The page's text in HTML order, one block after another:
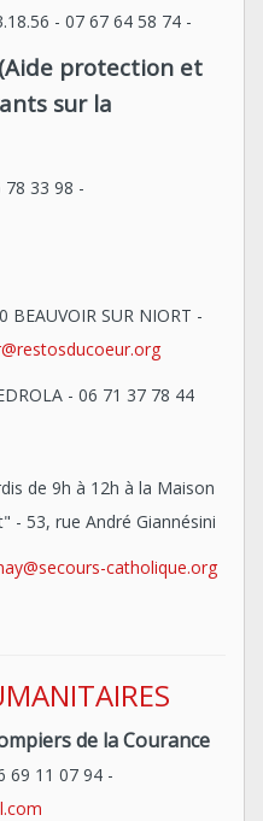
- 07 67 64 58 74 -
protection et
sur la
78 33 98 -
SUR NIORT -
- 06 71 37 78 44
de 9h à 12h à la Maison
- 53, rue André Giannésini
catholique.org
de la Courance
69 11 07 94 -